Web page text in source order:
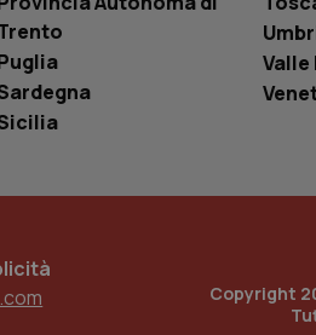
Valle
Copyright
un numero
in cui viene
sito, ma un
di accesso per
Analytics
per mantenere
traccia
incorporati
del sito web sta
di